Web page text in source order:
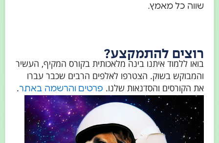
שווה כל מאמץ.
רוצים להתמקצע?
בואו ללמוד איתנו בינה מלאכותית בקורס המקיף, העשיר
והמבוקש בשוק. הצטרפו לאלפים הרבים שכבר עברו
את הקורסים והסדנאות שלנו.פרטים והרשמה באתר.